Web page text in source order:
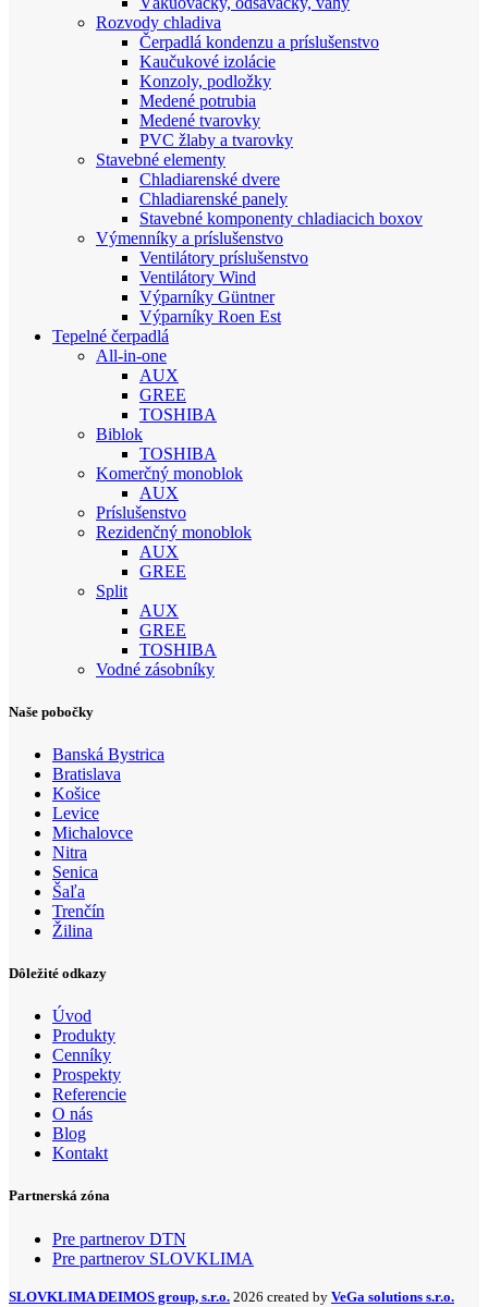
Rozvody chladiva
Čerpadlá kondenzu a príslušenstvo
Kaučukové izolácie
Konzoly, podložky
Medené potrubia
Medené tvarovky
PVC žlaby a tvarovky
Stavebné elementy
Chladiarenské dvere
Chladiarenské panely
Stavebné komponenty chladiacich boxov
Výmenníky a príslušenstvo
Ventilátory príslušenstvo
Ventilátory Wind
Výparníky Güntner
Výparníky Roen Est
Tepelné čerpadlá
All-in-one
AUX
GREE
TOSHIBA
Biblok
TOSHIBA
Komerčný monoblok
AUX
Príslušenstvo
Rezidenčný monoblok
AUX
GREE
Split
AUX
GREE
TOSHIBA
Vodné zásobníky
Naše pobočky
Banská Bystrica
Bratislava
Košice
Levice
Michalovce
Nitra
Senica
Šaľa
Trenčín
Žilina
Dôležité odkazy
Úvod
Produkty
Cenníky
Prospekty
Referencie
O nás
Blog
Kontakt
Partnerská zóna
Pre partnerov DTN
Pre partnerov SLOVKLIMA
SLOVKLIMA DEIMOS group, s.r.o. 2026 created by VeGa solutions s.r.o.